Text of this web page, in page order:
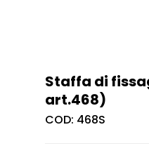
Staffa di
art.468)
COD: 468S